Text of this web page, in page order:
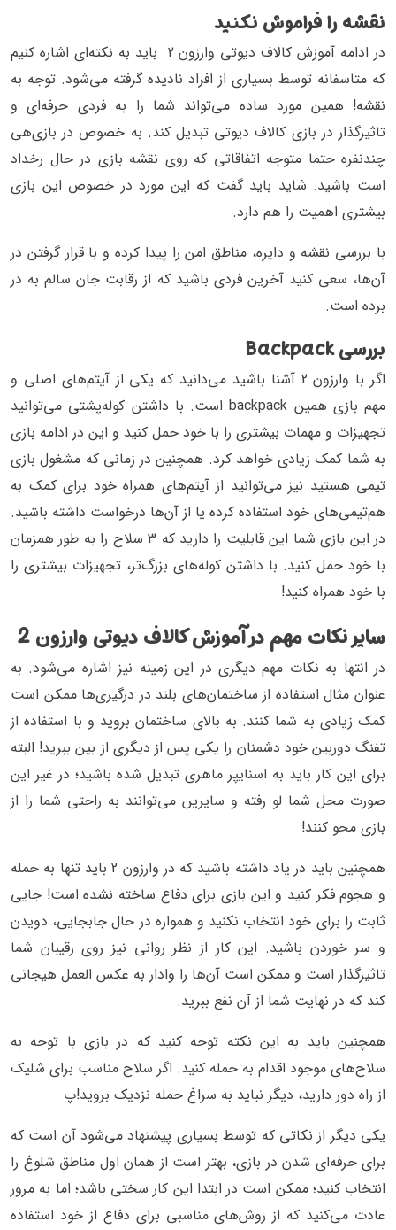
نقشه را فراموش نکنید
در ادامه آموزش کالاف دیوتی وارزون 2 باید به نکته‌ای اشاره کنیم
که متاسفانه توسط بسیاری از افراد نادیده گرفته می‌شود. توجه به
نقشه! همین مورد ساده می‌تواند شما را به فردی حرفه‌ای و
تاثیرگذار در بازی کالاف دیوتی تبدیل کند. به خصوص در بازی‌هی
چندنفره حتما متوجه اتفاقاتی که روی نقشه بازی در حال رخداد
است باشید. شاید باید گفت که این مورد در خصوص این بازی
بیشتری اهمیت را هم دارد.
با بررسی نقشه و دایره، مناطق امن را پیدا کرده و با قرار گرفتن در
آن‌ها، سعی کنید آخرین فردی باشید که از رقابت جان سالم به در
برده است.
بررسی Backpack
اگر با وارزون 2 آشنا باشید می‌دانید که یکی از آیتم‌های اصلی و
مهم بازی همین backpack است. با داشتن کوله‌پشتی می‌توانید
تجهیزات و مهمات بیشتری را با خود حمل کنید و این در ادامه بازی
به شما کمک زیادی خواهد کرد. همچنین در زمانی که مشغول بازی
تیمی هستید نیز می‌توانید از آیتم‌های همراه خود برای کمک به
هم‌تیمی‌های خود استفاده کرده یا از آن‌ها درخواست داشته باشید.
در این بازی شما این قابلیت را دارید که 3 سلاح را به طور همزمان
با خود حمل کنید. با داشتن کوله‌های بزرگ‌تر، تجهیزات بیشتری را
با خود همراه کنید!
سایر نکات مهم در آموزش کالاف دیوتی وارزون 2
در انتها به نکات مهم دیگری در این زمینه نیز اشاره می‌شود. به
عنوان مثال استفاده از ساختمان‌های بلند در درگیری‌ها ممکن است
کمک زیادی به شما کنند. به بالای ساختمان بروید و با استفاده از
تفنگ دوربین خود دشمنان را یکی پس از دیگری از بین ببرید! البته
برای این کار باید به اسنایپر ماهری تبدیل شده‌ باشید؛ در غیر این
صورت محل شما لو رفته و سایرین می‌توانند به راحتی شما را از
بازی محو کنند!
همچنین باید در یاد داشته باشید که در وارزون 2 باید تنها به حمله
و هجوم فکر کنید و این بازی برای دفاع ساخته نشده است! جایی
ثابت را برای خود انتخاب نکنید و همواره در حال جابجایی، دویدن
و سر خوردن باشید. این کار از نظر روانی نیز روی رقیبان شما
تاثیرگذار است و ممکن است آن‌‌ها را وادار به عکس العمل هیجانی
کند که در نهایت شما از آن نفع ببرید.
همچنین باید به این نکته توجه کنید که در بازی با توجه به
سلاح‌های موجود اقدام به حمله کنید. اگر سلاح مناسب برای شلیک
از راه دور دارید، دیگر نباید به سراغ حمله نزدیک بروید!پ
یکی دیگر از نکاتی که توسط بسیاری پیشنهاد می‌شود آن است که
برای حرفه‌ای شدن در بازی، بهتر است از همان اول مناطق شلوغ را
انتخاب کنید؛ ممکن است در ابتدا این کار سختی باشد؛ اما به مرور
عادت می‌کنید که از روش‌های مناسبی برای دفاع از خود استفاده